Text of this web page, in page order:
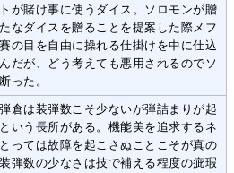
が賭け事に使うダイス。ソロモンが贈
なダイスを贈ることを提案した際メフ
の目を自由に操れる仕掛けを中に仕込
だが、どう考えても悪用されるのでソ
った。
倉は装弾数こそ少ないが弾詰まりが起
いう長所がある。機能美を追求するネ
っては故障を起こさぬことこそが真の
弾数の少なさは技で補える程度の疵瑕